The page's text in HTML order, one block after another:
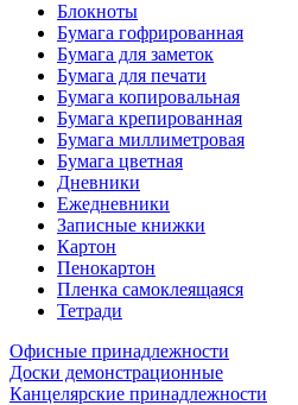
Блокноты
Бумага гофрированная
Бумага для заметок
Бумага для печати
Бумага копировальная
Бумага крепированная
Бумага миллиметровая
Бумага цветная
Дневники
Ежедневники
Записные книжки
Картон
Пенокартон
Пленка самоклеящаяся
Тетради
Офисные принадлежности
Доски демонстрационные
Канцелярские принадлежности